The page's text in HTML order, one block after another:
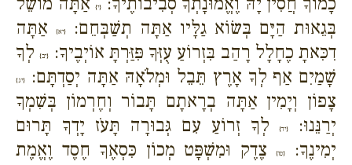
{י}
בְּגֵאוּת הַיָּם בְּשׂוֹא גַלָּיו אַתָּה תְשַׁבְּחֵם:
{יא}
אַתָּה
דִכִּאתָ כֶחָלָל רָהַב בִּזְרוֹעַ עֻזְּךָ פִּזַּרְתָּ אוֹיְבֶיךָ:
{יב}לְךָ
שָׁמַיִם אַף לְךָ אָרֶץ תֵּבֵל וּמְלֹאָהּ אַתָּה יְסַדְתָּם:
{יג}
צָפוֹן וְיָמִין אַתָּה בְרָאתָם תָּבוֹר וְחֶרְמוֹן בְּשִׁמְךָ
יְרַנֵּנוּ:
{יד}לְךָ זְרוֹעַ עִם גְּבוּרָה תָּעֹז יָדְךָ תָּרוּם
יְמִינֶךָ:
{טו}צֶדֶק וּמִשְׁפָּט מְכוֹן כִּסְאֶךָ חֶסֶד וֶאֱמֶת